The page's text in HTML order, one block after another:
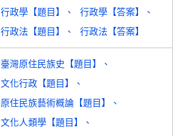
行政學【題目】
行政學【答案】
行政法【題目】
行政法【答案】
臺灣原住民族史【題目】
文化行政【題目】
原住民族藝術概論【題目】
文化人類學【題目】